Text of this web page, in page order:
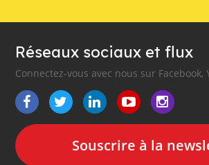
Réseaux sociaux et flux
Connectez-vous avec nous sur
Souscrire à la